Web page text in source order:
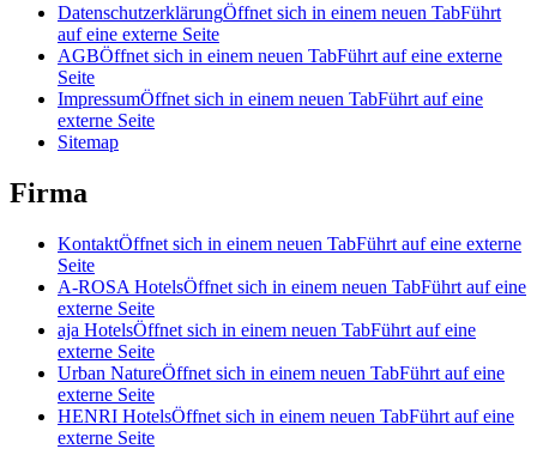
DatenschutzerklärungÖffnet sich in einem neuen TabFührt
auf eine externe Seite
AGBÖffnet sich in einem neuen TabFührt auf eine externe
Seite
ImpressumÖffnet sich in einem neuen TabFührt auf eine
externe Seite
Sitemap
Firma
KontaktÖffnet sich in einem neuen TabFührt auf eine externe
Seite
A-ROSA HotelsÖffnet sich in einem neuen TabFührt auf eine
externe Seite
aja HotelsÖffnet sich in einem neuen TabFührt auf eine
externe Seite
Urban NatureÖffnet sich in einem neuen TabFührt auf eine
externe Seite
HENRI HotelsÖffnet sich in einem neuen TabFührt auf eine
externe Seite